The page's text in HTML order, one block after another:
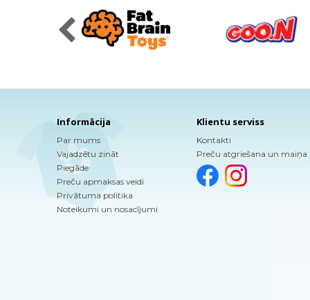
Informācija
Par mums
Vajadzētu zināt
Piegāde
Preču apmaksas veidi
Privātuma politika
Noteikumi un nosacījumi
Klientu serviss
Kontakti
Preču atgriešana un maiņa